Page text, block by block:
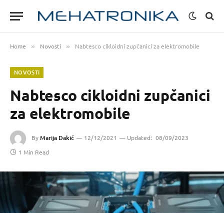
Home » Novosti » Nabtesco cikloidni zupčanici za elektromobile
NOVOSTI
Nabtesco cikloidni zupčanici
za elektromobile
ByMarija Dakić 12/12/2021 Updated: 08/09/2023
1 Min Read